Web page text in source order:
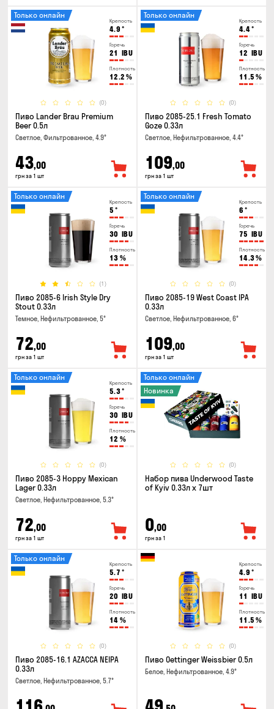
Крепость
4.9 °
Горечь
21 IBU
Плотность
12.2 %
(0)
Только онлайн
Пиво Lander Brau Premium
Beer 0.5л
Светлое, Фильтрованное, 4.9°
43,00
грн за 1 шт
Крепость
4.4°
Горечь
12 IBU
Плотность
11.5 %
(0)
Только онлайн
Пиво 2085-25.1 Fresh Tomato
Goze 0.33л
Светлое, Нефильтрованное, 4.4°
109,00
грн за 1 шт
Крепость
5 °
Горечь
30 IBU
Плотность
13 %
(1)
Только онлайн
Пиво 2085-6 Irish Style Dry
Stout 0.33л
Темное, Нефильтрованное, 5°
72,00
грн за 1 шт
Крепость
6 °
Горечь
75 IBU
Плотность
14.3%
(0)
Только онлайн
Пиво 2085-19 West Coast IPA
0.33л
Светлое, Нефильтрованное, 6°
109,00
грн за 1 шт
Крепость
5.3°
Горечь
30 IBU
Плотность
12 %
(0)
Только онлайн
Пиво 2085-3 Hoppy Mexican
Lager 0.33л
Светлое, Нефильтрованное, 5.3°
72,00
грн за 1 шт
(0)
Только онлайн
Новинка
Набор пива Underwood Taste
of Kyiv 0.33л x 7шт
0,00
грн за 1
Крепость
5.7 °
Горечь
20 IBU
Плотность
14 %
(0)
Только онлайн
Пиво 2085-16.1 AZACCA NEIPA
0.33л
Светлое, Нефильтрованное, 5.7°
Крепость
4.9 °
Горечь
11 IBU
Плотность
11.5 %
(0)
Пиво Oettinger Weissbier 0.5л
Белое, Нефильтрованное, 4.9°